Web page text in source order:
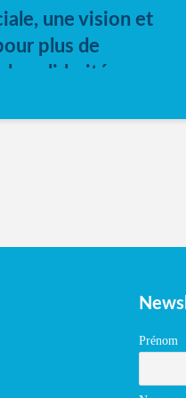
une vision et
plus de
solidarité
Prénom